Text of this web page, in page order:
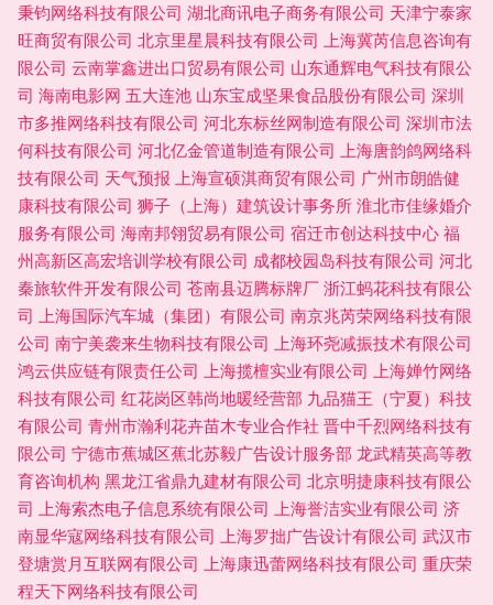
秉钧网络科技有限公司 湖北商讯电子商务有限公司 天津宁泰家
旺商贸有限公司 北京里星晨科技有限公司 上海冀芮信息咨询有
限公司 云南掌鑫进出口贸易有限公司 山东通辉电气科技有限公
司 海南电影网 五大连池 山东宝成坚果食品股份有限公司 深圳
市多推网络科技有限公司 河北东标丝网制造有限公司 深圳市法
何科技有限公司 河北亿金管道制造有限公司 上海唐韵鸽网络科
技有限公司 天气预报 上海宣硕淇商贸有限公司 广州市朗皓健
康科技有限公司 狮子（上海）建筑设计事务所 淮北市佳缘婚介
服务有限公司 海南邦翎贸易有限公司 宿迁市创达科技中心 福
州高新区高宏培训学校有限公司 成都校园岛科技有限公司 河北
秦旅软件开发有限公司 苍南县迈腾标牌厂 浙江蚂花科技有限公
司 上海国际汽车城（集团）有限公司 南京兆芮荣网络科技有限
公司 南宁美袭来生物科技有限公司 上海环尧减振技术有限公司
鸿云供应链有限责任公司 上海揽檀实业有限公司 上海婵竹网络
科技有限公司 红花岗区韩尚地暖经营部 九品猫王（宁夏）科技
有限公司 青州市瀚利花卉苗木专业合作社 晋中千烈网络科技有
限公司 宁德市蕉城区蕉北苏毅广告设计服务部 龙武精英高等教
育咨询机构 黑龙江省鼎九建材有限公司 北京明捷康科技有限公
司 上海索杰电子信息系统有限公司 上海誉洁实业有限公司 济
南显华寇网络科技有限公司 上海罗拙广告设计有限公司 武汉市
登塘赏月互联网有限公司 上海康迅蕾网络科技有限公司 重庆荣
程天下网络科技有限公司